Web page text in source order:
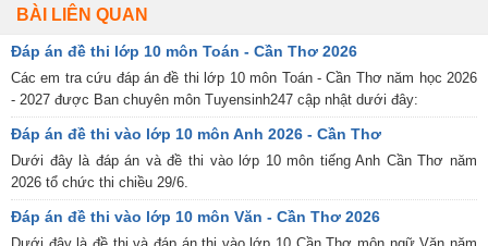
BÀI LIÊN QUAN
Đáp án đề thi lớp 10 môn Toán - Cần Thơ 2026
Các em tra cứu đáp án đề thi lớp 10 môn Toán - Cần Thơ năm học 2026
- 2027 được Ban chuyên môn Tuyensinh247 cập nhật dưới đây:
Đáp án đề thi vào lớp 10 môn Anh 2026 - Cần Thơ
Dưới đây là đáp án và đề thi vào lớp 10 môn tiếng Anh Cần Thơ năm
2026 tổ chức thi chiều 29/6.
Đáp án đề thi vào lớp 10 môn Văn - Cần Thơ 2026